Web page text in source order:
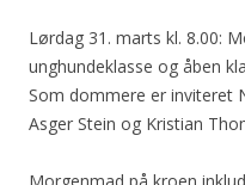
Lørdag 31. marts kl. 8.00:
unghundeklasse og åben
Som dommere er inviteret
Asger Stein og Kristian